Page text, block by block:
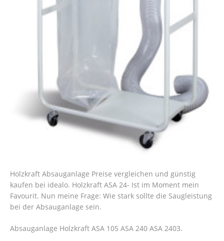
Holzkraft Absauganlage Preise vergleichen und günstig
kaufen bei idealo. Holzkraft ASA 24- Ist im Moment mein
Favourit. Nun meine Frage: Wie stark sollte die Saugleistung
bei der Absauganlage sein.
Absauganlage Holzkraft ASA 105 ASA 240 ASA 2403.